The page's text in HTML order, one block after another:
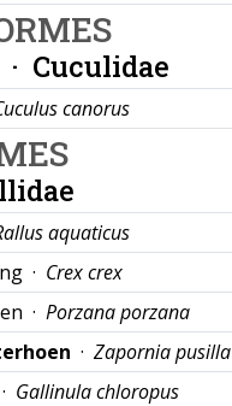
Cuculidae
canorus
aquaticus
· Crex crex
· Porzana porzana
· Zapornia pusilla
Gallinula chloropus